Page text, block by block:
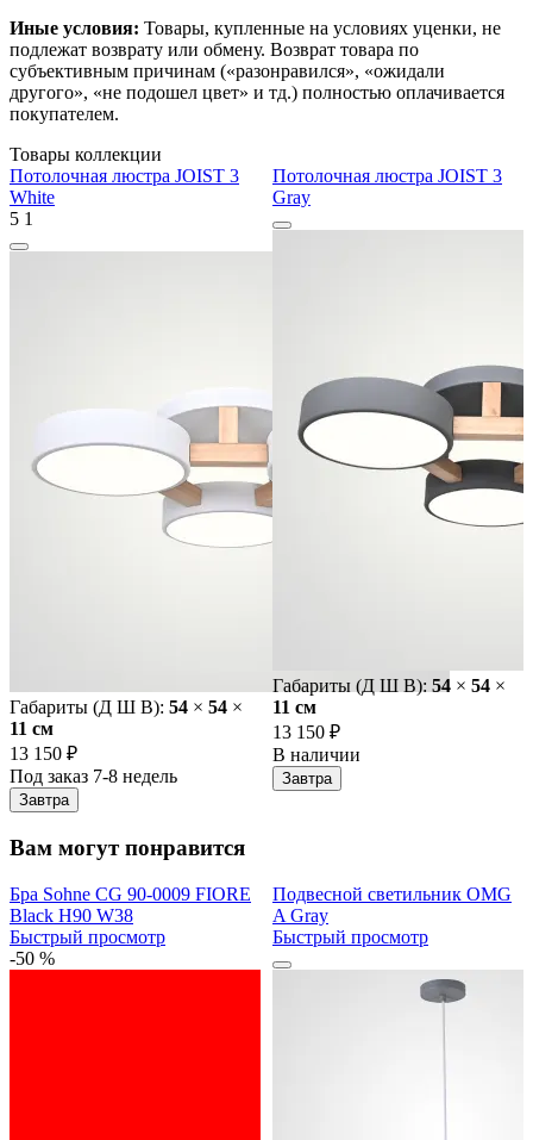
Иные условия: Товары, купленные на условиях уценки, не
подлежат возврату или обмену. Возврат товара по
субъективным причинам («разонравился», «ожидали
другого», «не подошел цвет» и тд.) полностью оплачивается
покупателем.
Товары коллекции
Потолочная люстра JOIST 3
White
5 1
Габариты (Д Ш В): 54 × 54 ×
11 cм
13 150 ₽
Под заказ 7-8 недель
Завтра
Потолочная люстра JOIST 3
Gray
Габариты (Д Ш В): 54 × 54 ×
11 cм
13 150 ₽
В наличии
Завтра
Вам могут понравится
Бра Sohne CG 90-0009 FIORE
Black H90 W38
Быстрый просмотр
-50 %
Подвесной светильник OMG
A Gray
Быстрый просмотр